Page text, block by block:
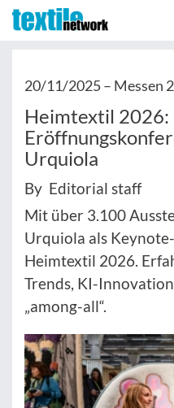
20/11/2025 – Messen
Heimtextil 2026:
Urquiola
By Editorial staff
Mit über 3.100
Urquiola als
Heimtextil 2026.
Trends, KI-
„among-all“.